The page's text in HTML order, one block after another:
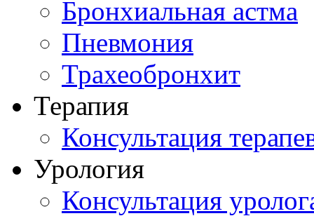
Бронхиальная астма
Пневмония
Трахеобронхит
Терапия
Консультация
Урология
Консультация